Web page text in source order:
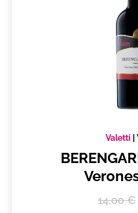
Valetti |
14,00 €